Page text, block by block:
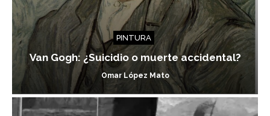
PINTURA
Van Gogh: ¿Suicidio o muerte accidental?
Omar López Mato